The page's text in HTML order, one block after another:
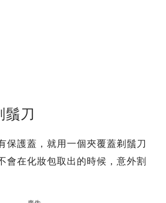
鬚刀
保護蓋，就用一個夾覆蓋剃鬚刀
會在化妝包取出的時候，意外割